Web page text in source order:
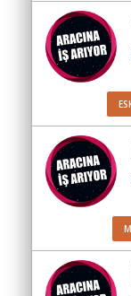
İlanlar
arayanlar
Soför
arayanlar